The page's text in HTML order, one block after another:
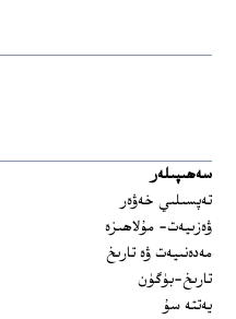
سەھىپىلەر
تەپسىلىي خەۋەر
ۋەزىيەت- مۇلاھىزە
مەدەنىيەت ۋە تارىخ
تارىخ-بۈگۈن
يەتتە سۇ